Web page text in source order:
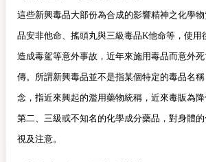
這些新興毒品大部份為合成的影響精神之化學
品安非他命、搖頭丸與三級毒品K他命等，使用
造成毒駕等意外事故，近年來施用毒品而意外
傳。所謂新興毒品並不是指某個特定的毒品名
念，指近來興起的濫用藥物統稱，近來毒販為
第二、三級或不知名的化學成分藥品，對身體
視及注意。